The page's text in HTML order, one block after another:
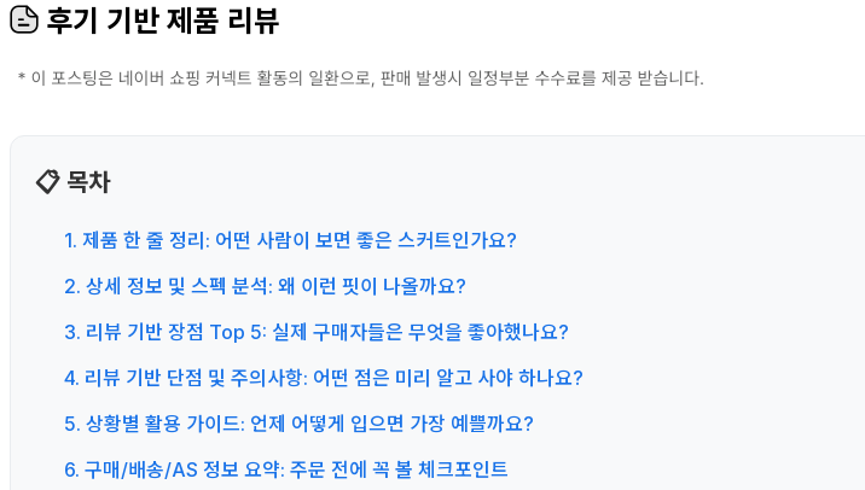
후기 기반 제품 리뷰
📋 목차
1. 제품 한 줄 정리: 어떤 사람이 보면 좋은 스커트인가요?
2. 상세 정보 및 스펙 분석: 왜 이런 핏이 나올까요?
3. 리뷰 기반 장점 Top 5: 실제 구매자들은 무엇을 좋아했나요?
4. 리뷰 기반 단점 및 주의사항: 어떤 점은 미리 알고 사야 하나요?
5. 상황별 활용 가이드: 언제 어떻게 입으면 가장 예쁠까요?
6. 구매/배송/AS 정보 요약: 주문 전에 꼭 볼 체크포인트